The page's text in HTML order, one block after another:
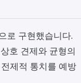
로 구현했습니다.
호 견제와 균형의
제적 통치를 예방